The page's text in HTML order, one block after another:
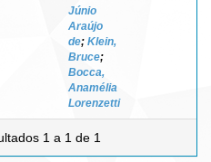
Júnio
Araújo
de; Klein,
Bruce;
Bocca,
Anamélia
Lorenzetti
1 a 1 de 1